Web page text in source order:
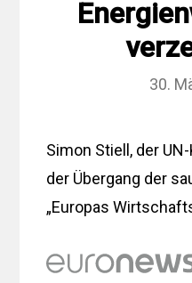
30.
Simon Stiell, der
der Übergang der
„Europas